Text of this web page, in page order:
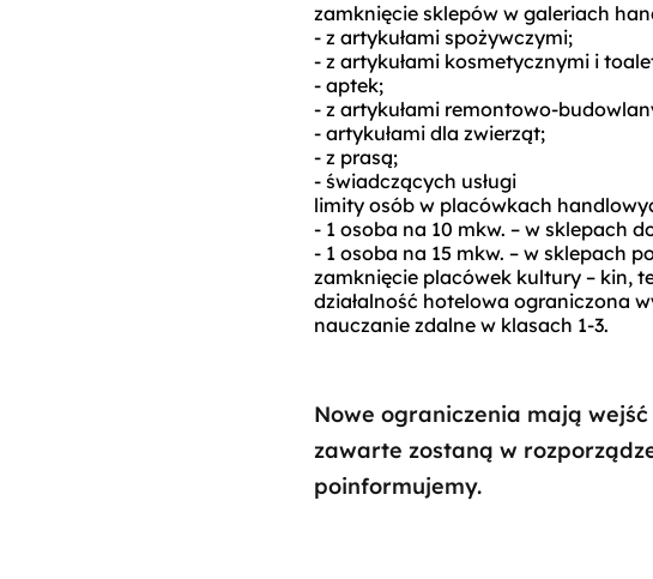
zamknięcie sklepów w galeriach
- z artykułami spożywczymi;
- z artykułami kosmetycznymi i
- aptek;
- z artykułami remontowo-
- artykułami dla zwierząt;
- z prasą;
- świadczących usługi
limity osób w placówkach
- 1 osoba na 10 mkw. – w sklepach
- 1 osoba na 15 mkw. – w sklepach
zamknięcie placówek kultury – kin,
działalność hotelowa ograniczona
nauczanie zdalne w klasach 1-3.
Nowe ograniczenia mają
zawarte zostaną w
poinformujemy.